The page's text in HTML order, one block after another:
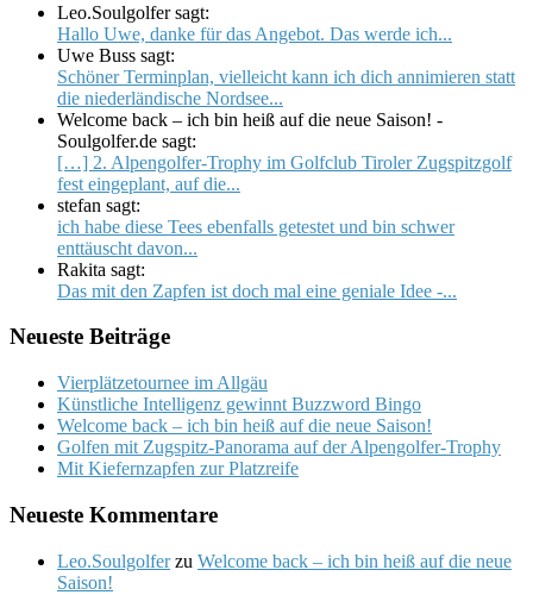
Leo.Soulgolfer sagt:
Hallo Uwe, danke für das Angebot. Das werde ich...
Uwe Buss sagt:
Schöner Terminplan, vielleicht kann ich dich annimieren statt
die niederländische Nordsee...
Welcome back – ich bin heiß auf die neue Saison! -
Soulgolfer.de sagt:
[…] 2. Alpengolfer-Trophy im Golfclub Tiroler Zugspitzgolf
fest eingeplant, auf die...
stefan sagt:
ich habe diese Tees ebenfalls getestet und bin schwer
enttäuscht davon...
Rakita sagt:
Das mit den Zapfen ist doch mal eine geniale Idee -...
Neueste Beiträge
Vierplätzetournee im Allgäu
Künstliche Intelligenz gewinnt Buzzword Bingo
Welcome back – ich bin heiß auf die neue Saison!
Golfen mit Zugspitz-Panorama auf der Alpengolfer-Trophy
Mit Kiefernzapfen zur Platzreife
Neueste Kommentare
Leo.Soulgolferzu Welcome back – ich bin heiß auf die neue
Saison!